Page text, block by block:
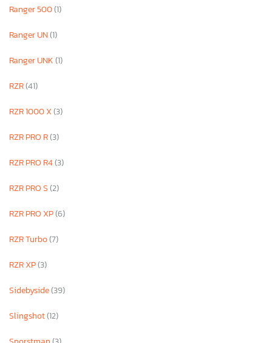
Ranger 500(1)
Ranger UN(1)
Ranger UNK(1)
RZR(41)
RZR 1000 X(3)
RZR PRO R(3)
RZR PRO R4(3)
RZR PRO S(2)
RZR PRO XP(6)
RZR Turbo(7)
RZR XP(3)
Sidebyside(39)
Slingshot(12)